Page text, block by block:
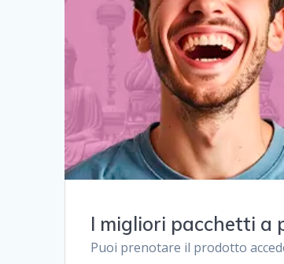
I migliori pacchetti a
Puoi prenotare il prodotto